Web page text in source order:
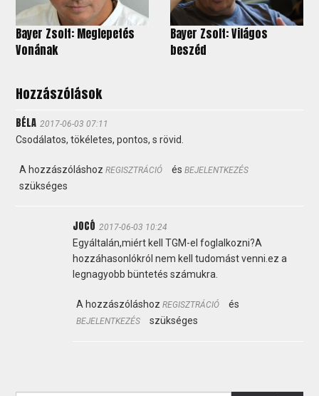
Bayer Zsolt: Meglepetés
Vonának
Bayer Zsolt: Világos
beszéd
Hozzászólások
BÉLA 2017-06-03 07:11
Csodálatos, tökéletes, pontos, s rövid.
A hozzászóláshozREGISZTRÁCIÓ ésBEJELENTKEZÉS
szükséges
JOCÓ 2017-06-03 10:24
Egyáltalán,miért kell TGM-el foglalkozni?A
hozzáhasonlókról nem kell tudomást venni.ez a
legnagyobb büntetés számukra.
A hozzászóláshozREGISZTRÁCIÓ és
BEJELENTKEZÉS szükséges